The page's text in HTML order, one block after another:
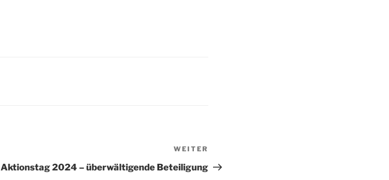
Beitrag
WEITER
Aktionstag 2024 – überwältigende Beteiligung